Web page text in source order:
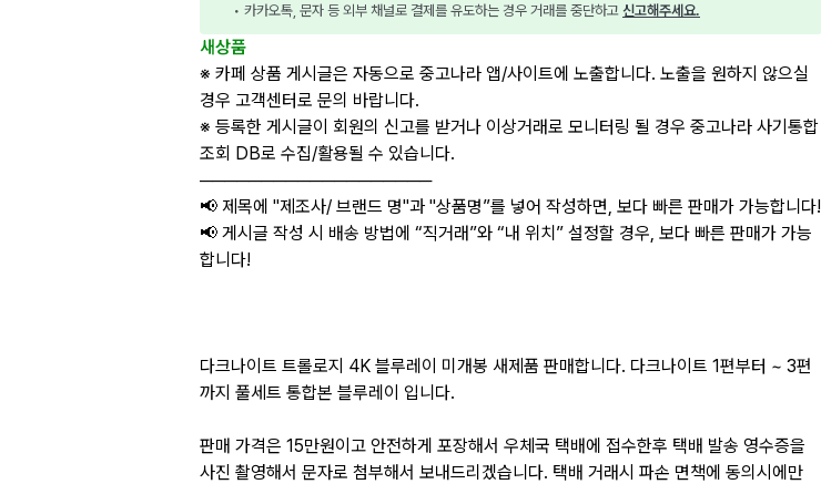
• 카카오톡, 문자 등 외부 채널로 결제를 유도하는 경우 거래를 중단하고 신고해주세요.
새상품
※ 카페 상품 게시글은 자동으로 중고나라 앱/사이트에 노출합니다. 노출을 원하지 않으실
경우 고객센터로 문의 바랍니다.
※ 등록한 게시글이 회원의 신고를 받거나 이상거래로 모니터링 될 경우 중고나라 사기통합
조회 DB로 수집/활용될 수 있습니다.
───────────────────
📢 제목에 "제조사/ 브랜드 명"과 "상품명”를 넣어 작성하면, 보다 빠른 판매가 가능합니다!
📢 게시글 작성 시 배송 방법에 “직거래”와 “내 위치” 설정할 경우, 보다 빠른 판매가 가능
합니다!
다크나이트 트롤로지 4K 블루레이 미개봉 새제품 판매합니다. 다크나이트 1편부터 ~ 3편
까지 풀세트 통합본 블루레이 입니다.
판매 가격은 15만원이고 안전하게 포장해서 우체국 택배에 접수한후 택배 발송 영수증을
사진 촬영해서 문자로 첨부해서 보내드리겠습니다. 택배 거래시 파손 면책에 동의시에만